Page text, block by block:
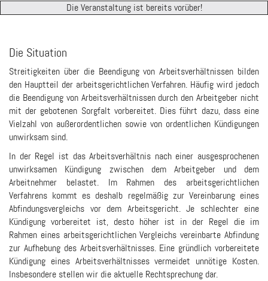
Die Veranstaltung ist bereits vorüber!
Die Situation
Streitigkeiten über die Beendigung von Arbeitsverhältnissen bilden
den Hauptteil der arbeitsgerichtlichen Verfahren. Häufig wird jedoch
die Beendigung von Arbeitsverhältnissen durch den Arbeitgeber nicht
mit der gebotenen Sorgfalt vorbereitet. Dies führt dazu, dass eine
Vielzahl von außerordentlichen sowie von ordentlichen Kündigungen
unwirksam sind.
In der Regel ist das Arbeitsverhältnis nach einer ausgesprochenen
unwirksamen Kündigung zwischen dem Arbeitgeber und dem
Arbeitnehmer belastet. Im Rahmen des arbeitsgerichtlichen
Verfahrens kommt es deshalb regelmäßig zur Vereinbarung eines
Abfindungsvergleichs vor dem Arbeitsgericht. Je schlechter eine
Kündigung vorbereitet ist, desto höher ist in der Regel die im
Rahmen eines arbeitsgerichtlichen Vergleichs vereinbarte Abfindung
zur Aufhebung des Arbeitsverhältnisses. Eine gründlich vorbereitete
Kündigung eines Arbeitsverhältnisses vermeidet unnötige Kosten.
Insbesondere stellen wir die aktuelle Rechtsprechung dar.